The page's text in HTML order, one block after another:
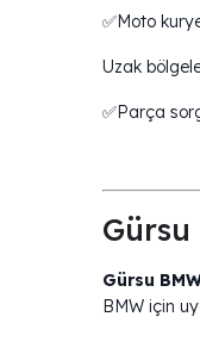
✅Moto
Uzak
✅Parça
Gürsu
Gürsu
BMW için